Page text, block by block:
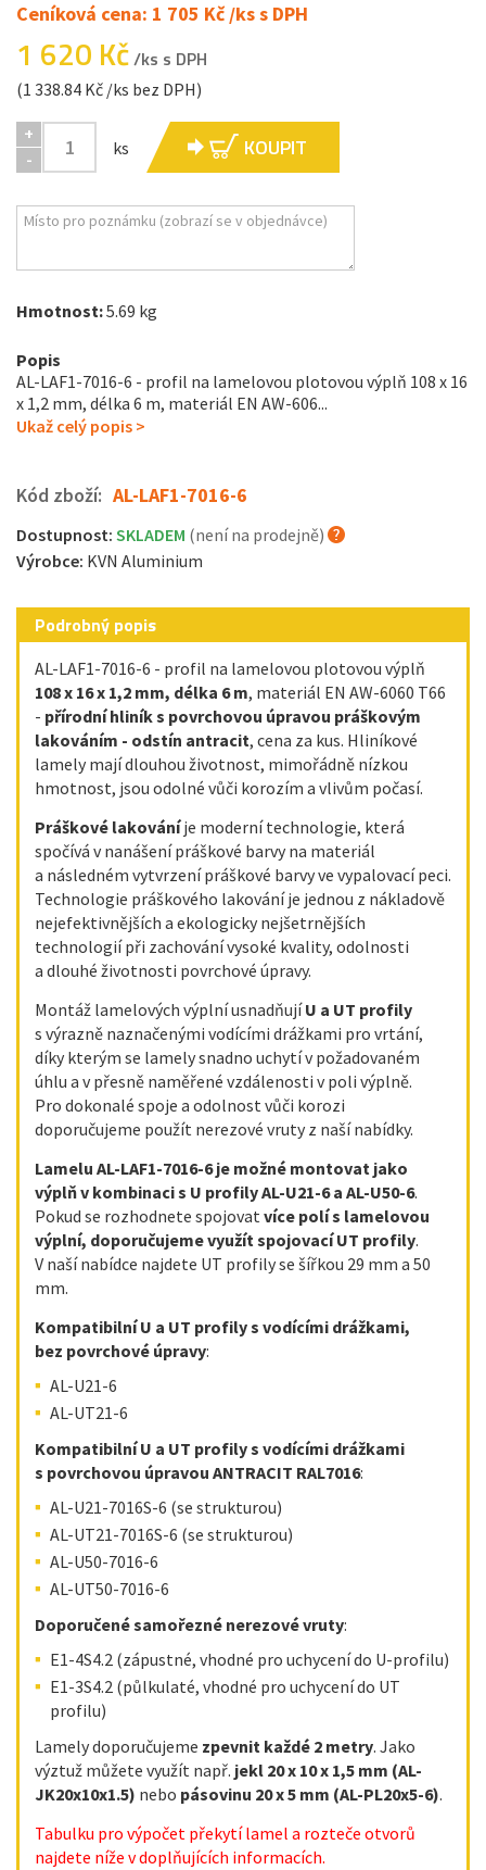
Ceníková cena: 1 705 Kč /ks s DPH
1 620 Kč/ks s DPH
(1 338.84 Kč /ks bez DPH)
+
-
ks KOUPIT
Hmotnost:5.69 kg
Popis
AL-LAF1-7016-6 - profil na lamelovou plotovou výplň 108 x 16
x 1,2 mm, délka 6 m, materiál EN AW-606...
Ukaž celý popis >
Kód zboží: AL-LAF1-7016-6
Dostupnost: SKLADEM (není na prodejně)
Výrobce: KVN Aluminium
Podrobný popis
AL-LAF1-7016-6 - profil na lamelovou plotovou výplň
108 x 16 x 1,2 mm, délka 6 m, materiál EN AW-6060 T66
- přírodní hliník s povrchovou úpravou práškovým
lakováním - odstín antracit, cena za kus. Hliníkové
lamely mají dlouhou životnost, mimořádně nízkou
hmotnost, jsou odolné vůči korozím a vlivům počasí.
Práškové lakováníje moderní technologie, která
spočívá v nanášení práškové barvy na materiál
a následném vytvrzení práškové barvy ve vypalovací peci.
Technologie práškového lakování je jednou z nákladově
nejefektivnějších a ekologicky nejšetrnějších
technologií při zachování vysoké kvality, odolnosti
a dlouhé životnosti povrchové úpravy.
Montáž lamelových výplní usnadňujíU a UT profily
s výrazně naznačenými vodícími drážkami pro vrtání,
díky kterým se lamely snadno uchytí v požadovaném
úhlu a v přesně naměřené vzdálenosti v poli výplně.
Pro dokonalé spoje a odolnost vůči korozi
doporučujeme použít nerezové vruty z naší nabídky.
Lamelu AL-LAF1-7016-6 je možné montovat jako
výplň v kombinaci s U profily AL-U21-6 a AL-U50-6.
Pokud se rozhodnete spojovat více polí s lamelovou
výplní, doporučujeme využít spojovací UT profily.
V naší nabídce najdete UT profily se šířkou 29 mm a 50
mm.
Kompatibilní U a UT profily s vodícími drážkami,
bez povrchové úpravy:
AL-U21-6
AL-UT21-6
Kompatibilní U a UT profily s vodícími drážkami
s povrchovou úpravou ANTRACIT RAL7016:
AL-U21-7016S-6 (se strukturou)
AL-UT21-7016S-6 (se strukturou)
AL-U50-7016-6
AL-UT50-7016-6
Doporučené samořezné nerezové vruty:
E1-4S4.2 (zápustné, vhodné pro uchycení do U-profilu)
E1-3S4.2 (půlkulaté, vhodné pro uchycení do UT
profilu)
Lamely doporučujeme zpevnit každé 2 metry. Jako
výztuž můžete využít např. jekl 20 x 10 x 1,5 mm (AL-
JK20x10x1.5) nebo pásovinu 20 x 5 mm (AL-PL20x5-6).
Tabulku pro výpočet překytí lamel a rozteče otvorů
najdete níže v doplňujících informacích.